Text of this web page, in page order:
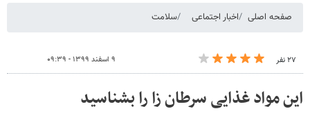
صفحه اصلی اخبار اجتماعی سلامت
۲۷ نفر ۹ اسفند ۱۳۹۹ - ۰۹:۳۹
این مواد غذایی سرطان زا را بشناسید